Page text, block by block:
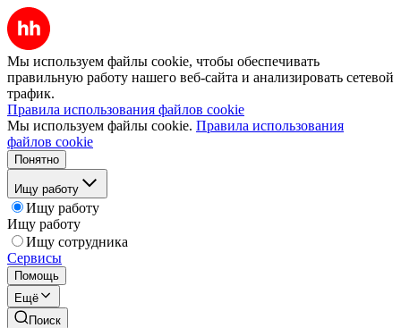
Мы используем файлы cookie, чтобы обеспечивать
правильную работу нашего веб-сайта и анализировать сетевой
трафик.
Правила использования файлов cookie
Мы используем файлы cookie. Правила использования
файлов cookie
Понятно
Ищу работу
Ищу работу
Ищу работу
Ищу сотрудника
Сервисы
Помощь
Ещё
Поиск